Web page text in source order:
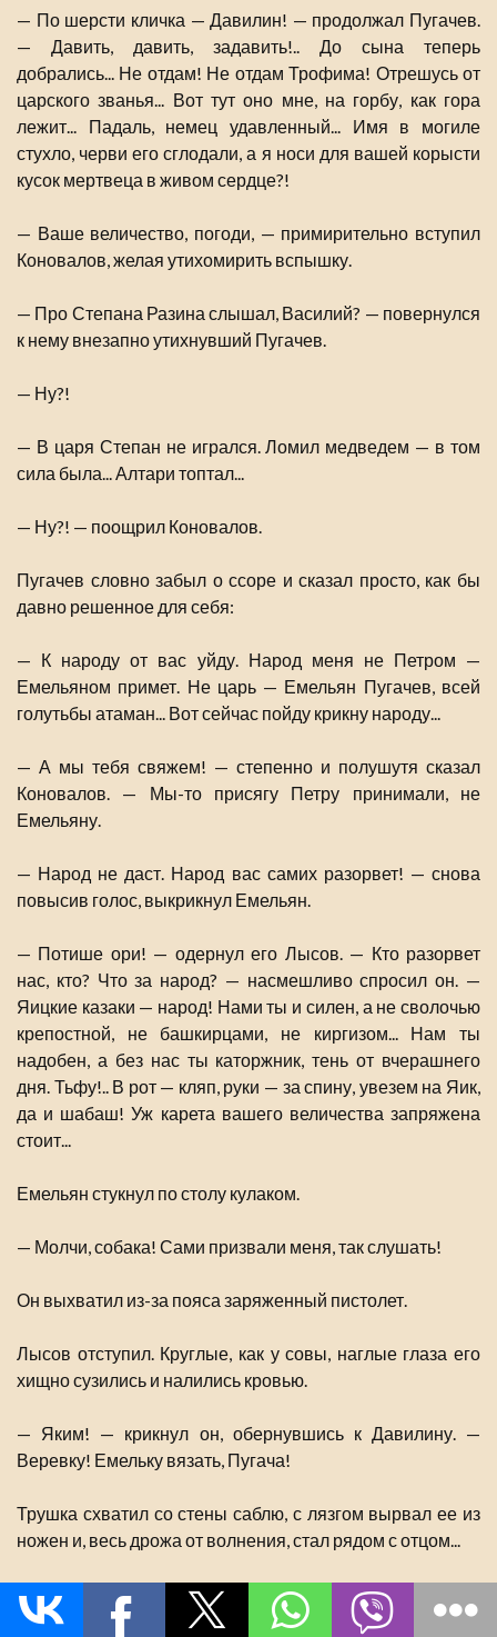
— По шерсти кличка — Давилин! — продолжал Пугачев.
— Давить, давить, задавить!.. До сына теперь
добрались... Не отдам! Не отдам Трофима! Отрешусь от
царского званья... Вот тут оно мне, на горбу, как гора
лежит... Падаль, немец удавленный... Имя в могиле
стухло, черви его сглодали, а я носи для вашей корысти
кусок мертвеца в живом сердце?!
— Ваше величество, погоди, — примирительно вступил
Коновалов, желая утихомирить вспышку.
— Про Степана Разина слышал, Василий? — повернулся
к нему внезапно утихнувший Пугачев.
— Ну?!
— В царя Степан не игрался. Ломил медведем — в том
сила была... Алтари топтал...
— Ну?! — поощрил Коновалов.
Пугачев словно забыл о ссоре и сказал просто, как бы
давно решенное для себя:
— К народу от вас уйду. Народ меня не Петром —
Емельяном примет. Не царь — Емельян Пугачев, всей
голутьбы атаман... Вот сейчас пойду крикну народу...
— А мы тебя свяжем! — степенно и полушутя сказал
Коновалов. — Мы-то присягу Петру принимали, не
Емельяну.
— Народ не даст. Народ вас самих разорвет! — снова
повысив голос, выкрикнул Емельян.
— Потише ори! — одернул его Лысов. — Кто разорвет
нас, кто? Что за народ? — насмешливо спросил он. —
Яицкие казаки — народ! Нами ты и силен, а не сволочью
крепостной, не башкирцами, не киргизом... Нам ты
надобен, а без нас ты каторжник, тень от вчерашнего
дня. Тьфу!.. В рот — кляп, руки — за спину, увезем на Яик,
да и шабаш! Уж карета вашего величества запряжена
стоит...
Емельян стукнул по столу кулаком.
— Молчи, собака! Сами призвали меня, так слушать!
Он выхватил из-за пояса заряженный пистолет.
Лысов отступил. Круглые, как у совы, наглые глаза его
хищно сузились и налились кровью.
— Яким! — крикнул он, обернувшись к Давилину. —
Веревку! Емельку вязать, Пугача!
Трушка схватил со стены саблю, с лязгом вырвал ее из
ножен и, весь дрожа от волнения, стал рядом с отцом...
Дикая, тупая злоба на взбунтовавшегося «царя» и его
сынишку закипела в Лысове.